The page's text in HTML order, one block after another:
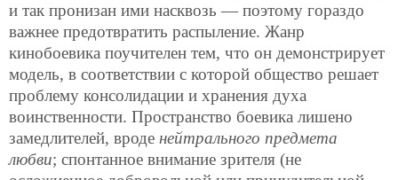
и так пронизан ими насквозь — поэтому гораздо
важнее предотвратить распыление. Жанр
кинобоевика поучителен тем, что он демонстрирует
модель, в соответствии с которой общество решает
проблему консолидации и хранения духа
воинственности. Пространство боевика лишено
замедлителей, вроде нейтрального предмета
любви; спонтанное внимание зрителя (не